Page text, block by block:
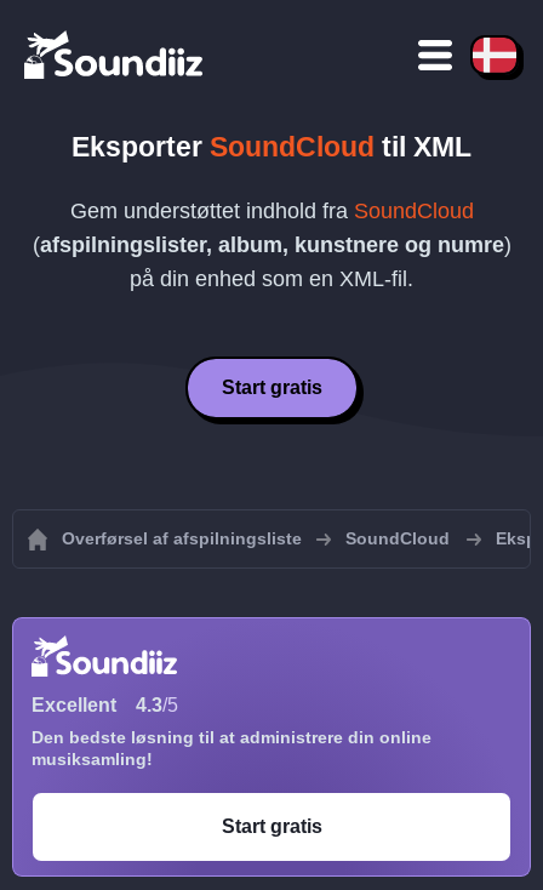
Eksporter SoundCloud til XML
Gem understøttet indhold fra SoundCloud
(afspilningslister, album, kunstnere og numre)
på din enhed som en XML-fil.
Start gratis
Overførsel af afspilningsliste SoundCloud
Excellent 4.3/5
Den bedste løsning til at administrere din online
musiksamling!
Start gratis